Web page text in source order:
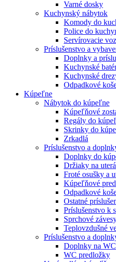
Varné dosky
Kuchynský nábytok
Komody do
Police do
Servírovacie
Príslušenstvo a
Doplnky a
Kuchynské
Kuchynské
Odpadkové
Kúpeľne
Nábytok do kúpeľne
Kúpeľňové
Regály do
Skrinky do
Zrkadlá
Príslušenstvo a
Doplnky do
Držiaky na
Froté osušky a
Kúpeľňové
Odpadkové
Ostatné
Príslušenstvo k
Sprchové
Teplovzdušné
Príslušenstvo a
Doplnky na WC
WC predložky